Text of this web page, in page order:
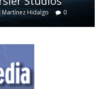
Martínez Hidalgo 0